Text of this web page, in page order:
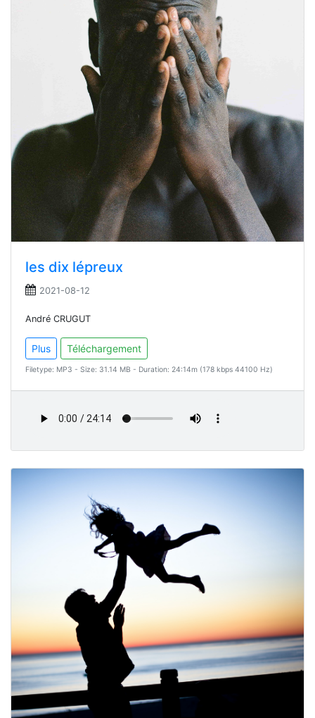
les dix lépreux
2021-08-12
André CRUGUT
Plus Téléchargement
Filetype: MP3 - Size: 31.14 MB - Duration: 24:14m (178 kbps 44100 Hz)